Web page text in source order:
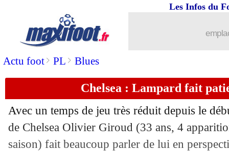
Actu foot> PL > Blues
Les Infos du
Chelsea : Lampard fait
Avec un temps de jeu très réduit depuis le
de Chelsea Olivier Giroud (33 ans, 4
saison) fait beaucoup parler de lui en
Bayern
14/11 Man Utd
14/11 Arsenal: Petit montre la sortie à
14/11 Impact : Thierry Henry nommé !
14/11 PSG : Leonardo avait tenté Pato en